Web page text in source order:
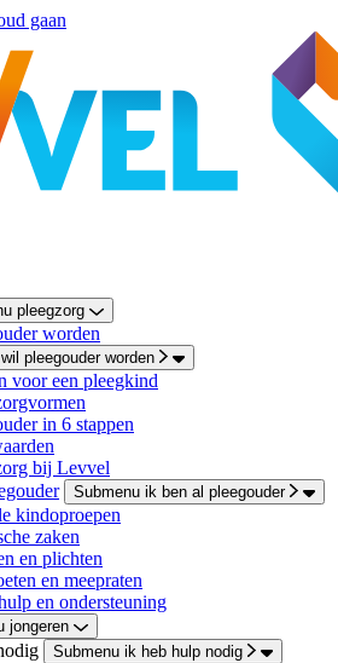
gaan
pleegzorg
worden
pleegouder worden
voor een pleegkind
in 6 stappen
bij Levvel
Submenu ik ben al pleegouder
kindoproepen
zaken
en plichten
en meepraten
en ondersteuning
jongeren
Submenu ik heb hulp nodig